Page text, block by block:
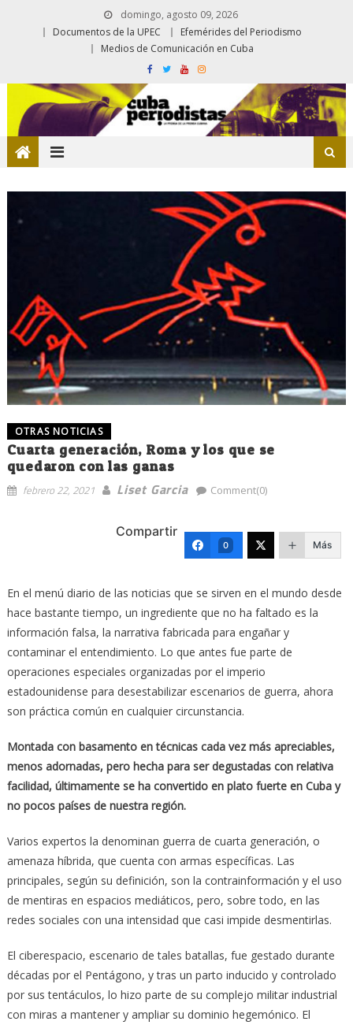
domingo, agosto 09, 2026
Documentos de la UPEC
Efemérides del Periodismo
Medios de Comunicación en Cuba
OTRAS NOTICIAS
Cuarta generación, Roma y los que se
quedaron con las ganas
febrero 22, 2021 Liset Garcia Comment(0)
Compartir
0 Más
En el menú diario de las noticias que se sirven en el mundo desde
hace bastante tiempo, un ingrediente que no ha faltado es la
información falsa, la narrativa fabricada para engañar y
contaminar el entendimiento. Lo que antes fue parte de
operaciones especiales organizadas por el imperio
estadounidense para desestabilizar escenarios de guerra, ahora
son práctica común en cualquier circunstancia.
Montada con basamento en técnicas cada vez más apreciables,
menos adornadas, pero hecha para ser degustadas con relativa
facilidad, últimamente se ha convertido en plato fuerte en Cuba y
no pocos países de nuestra región.
Varios expertos la denominan guerra de cuarta generación, o
amenaza híbrida, que cuenta con armas específicas. Las
principales, según su definición, son la contrainformación y el uso
de mentiras en espacios mediáticos, pero, sobre todo, en las
redes sociales con una intensidad que casi impide desmentirlas.
El ciberespacio, escenario de tales batallas, fue gestado durante
décadas por el Pentágono, y tras un parto inducido y controlado
por sus tentáculos, lo hizo parte de su complejo militar industrial
con miras a mantener y ampliar su dominio hegemónico. El